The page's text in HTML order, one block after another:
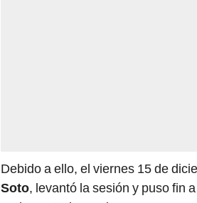
Soto, levantó la sesión y puso fin
parlamentario comienza en